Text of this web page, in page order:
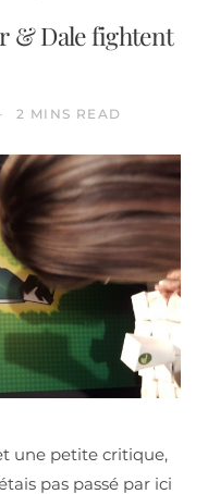
& Dale fightent
2 MINS READ
une petite critique,
pas passé par ici